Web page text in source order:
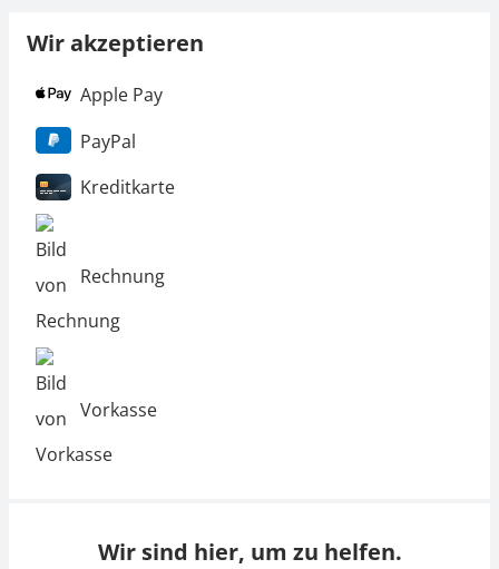
Wir akzeptieren
Apple Pay
PayPal
Kreditkarte
Rechnung
Vorkasse
Wir sind hier, um zu helfen.